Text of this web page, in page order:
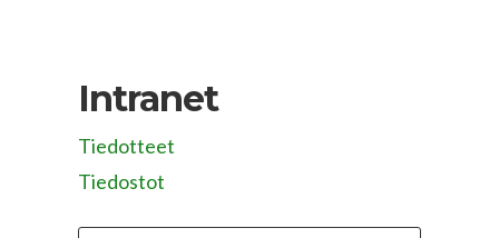
Intranet
Tiedotteet
Tiedostot